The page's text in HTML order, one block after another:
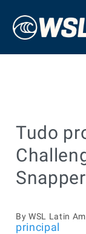
Tudo
By WSL Latin
principal